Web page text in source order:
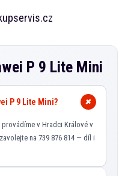
P 9 Lite Mini
P 9 Lite Mini?
v Hradci Králové v
na 739 876 814 — díl i